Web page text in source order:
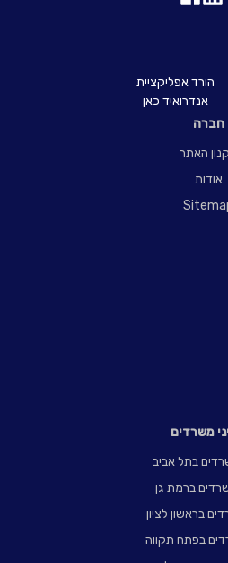
חברה
האתר
אודות
משרדים
בתל אביב
ברמת גן
בראשון לציון
בפתח תקווה
הורד אפליקציית
אנדרואיד כאן